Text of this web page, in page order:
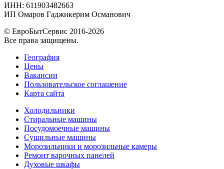
ИНН: 611903482663
ИП Омаров Гаджикерим Османович
© ЕвроБытСервис 2016-2026
Все права защищены.
География
Цены
Вакансии
Пользовательское соглашение
Карта сайта
Холодильники
Стиральные машины
Посудомоечные машины
Сушильные машины
Морозильники и морозильные камеры
Ремонт варочных панелей
Духовые шкафы